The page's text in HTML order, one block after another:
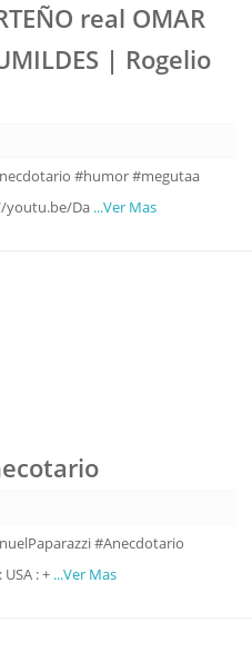
real OMAR
| Rogelio
#humor #megutaa
youtu.be/Da ...Ver Mas
#Anecdotario
: + ...Ver Mas